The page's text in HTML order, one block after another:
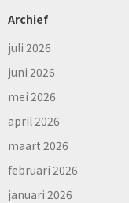
Archief
juli 2026
juni 2026
mei 2026
april 2026
maart 2026
februari 2026
januari 2026